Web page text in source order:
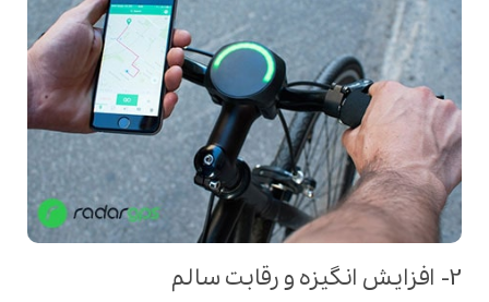
2- افزایش انگیزه و رقابت سالم